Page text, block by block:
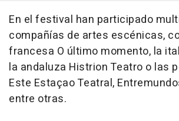
En el festival han participado
compañías de artes escénicas,
francesa O último momento, la
la andaluza Histrion Teatro o las
Este Estaçao Teatral,
entre otras.